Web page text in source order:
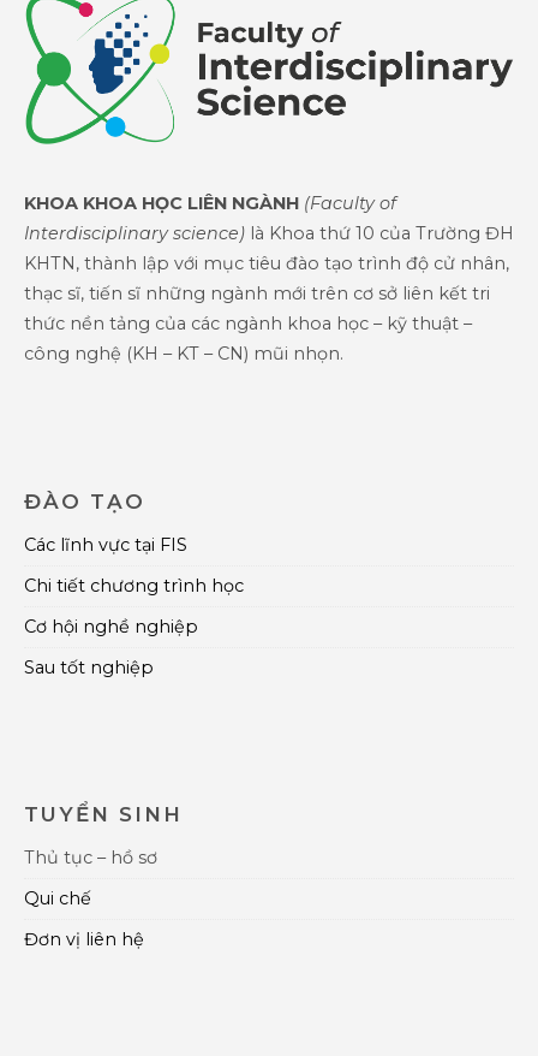
KHOA KHOA HỌC LIÊN NGÀNH (Faculty of
Interdisciplinary science) là Khoa thứ 10 của Trường ĐH
KHTN, thành lập với mục tiêu đào tạo trình độ cử nhân,
thạc sĩ, tiến sĩ những ngành mới trên cơ sở liên kết tri
thức nền tảng của các ngành khoa học – kỹ thuật –
công nghệ (KH – KT – CN) mũi nhọn.
ĐÀO TẠO
Các lĩnh vực tại FIS
Chi tiết chương trình học
Cơ hội nghề nghiệp
Sau tốt nghiệp
TUYỂN SINH
Thủ tục – hồ sơ
Qui chế
Đơn vị liên hệ